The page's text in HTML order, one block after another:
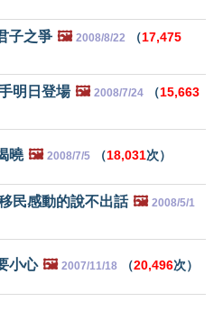
子之爭 🖼️ 2008/8/22 （17,475
明日登場 🖼️ 2008/7/24 （15,663
曉 🖼️ 2008/7/5 （18,031次）
民感動的說不出話 🖼️ 2008/5/1
小心 🖼️ 2007/11/18 （20,496次）